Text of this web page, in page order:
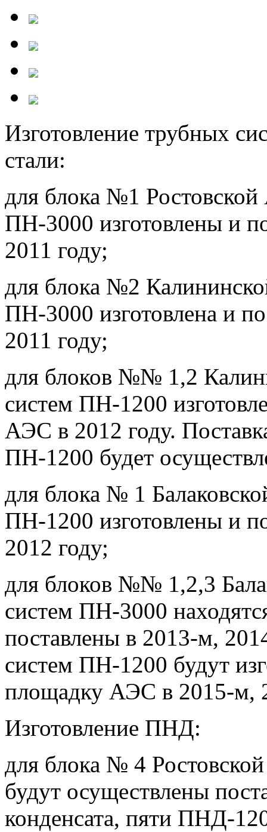
Изготовление трубных
стали:
для блока №1
ПН-3000 изготовлены и
2011 году;
для блока №2
ПН-3000 изготовлена и
2011 году;
для блоков №№ 1,2
систем ПН-1200
АЭС в 2012 году.
ПН-1200 будет
для блока № 1
ПН-1200 изготовлены и
2012 году;
для блоков №№ 1,2,3
систем ПН-3000
поставлены в 2013-м,
систем ПН-1200 будут
площадку АЭС в 2015-м,
Изготовление ПНД:
для блока № 4
будут осуществлены
конденсата, пяти ПНД-